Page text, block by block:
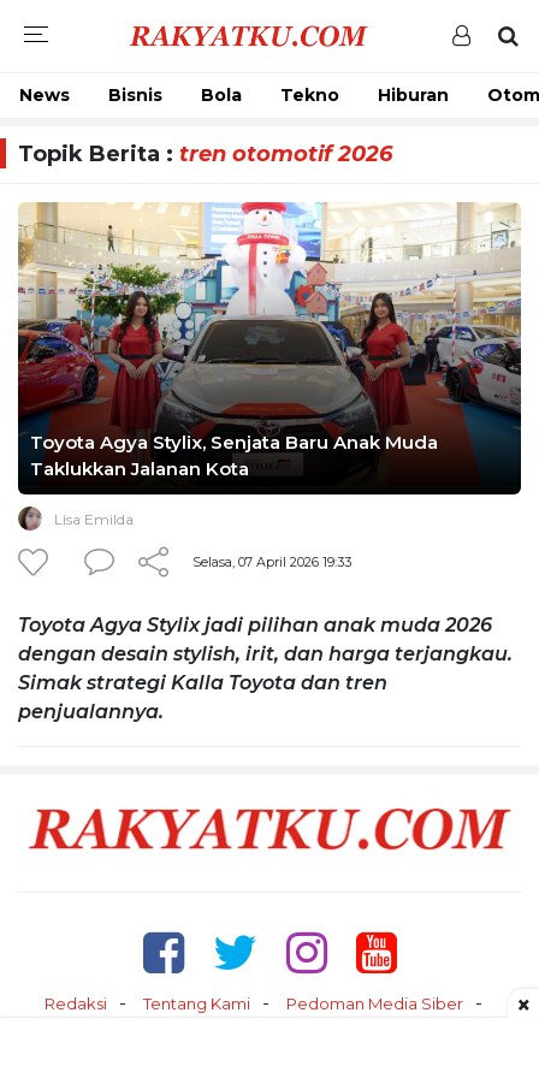
News Bisnis Bola Tekno Hiburan
Topik Berita : tren otomotif 2026
Toyota Agya Stylix, Senjata Baru Anak Muda
Taklukkan Jalanan Kota
Lisa Emilda
Selasa, 07 April 2026 19:33
Toyota Agya Stylix jadi pilihan anak muda 2026
dengan desain stylish, irit, dan harga terjangkau.
Simak strategi Kalla Toyota dan tren
penjualannya.
Redaksi Tentang Kami
Pedoman Media Siber
×